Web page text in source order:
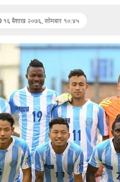
१६ बैशाख २०७६, सोमबार १०:४५